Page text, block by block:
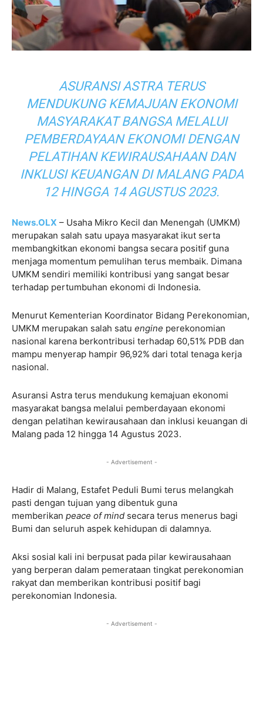
ASURANSI ASTRA TERUS
MENDUKUNG KEMAJUAN EKONOMI
MASYARAKAT BANGSA MELALUI
PEMBERDAYAAN EKONOMI DENGAN
PELATIHAN KEWIRAUSAHAAN DAN
INKLUSI KEUANGAN DI MALANG PADA
12 HINGGA 14 AGUSTUS 2023.
News.OLX – Usaha Mikro Kecil dan Menengah (UMKM)
merupakan salah satu upaya masyarakat ikut serta
membangkitkan ekonomi bangsa secara positif guna
menjaga momentum pemulihan terus membaik. Dimana
UMKM sendiri memiliki kontribusi yang sangat besar
terhadap pertumbuhan ekonomi di Indonesia.
Menurut Kementerian Koordinator Bidang Perekonomian,
UMKM merupakan salah satu engine perekonomian
nasional karena berkontribusi terhadap 60,51% PDB dan
mampu menyerap hampir 96,92% dari total tenaga kerja
nasional.
Asuransi Astra terus mendukung kemajuan ekonomi
masyarakat bangsa melalui pemberdayaan ekonomi
dengan pelatihan kewirausahaan dan inklusi keuangan di
Malang pada 12 hingga 14 Agustus 2023.
- Advertisement -
Hadir di Malang, Estafet Peduli Bumi terus melangkah
pasti dengan tujuan yang dibentuk guna
memberikan peace of mind secara terus menerus bagi
Bumi dan seluruh aspek kehidupan di dalamnya.
Aksi sosial kali ini berpusat pada pilar kewirausahaan
yang berperan dalam pemerataan tingkat perekonomian
rakyat dan memberikan kontribusi positif bagi
perekonomian Indonesia.
- Advertisement -